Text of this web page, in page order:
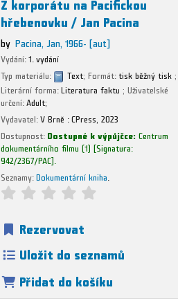
hřebenovku /Jan Pacina
by Pacina, Jan, 1966-[aut]
Vydání:1. vydání
Typ materiálu:
Text; Formát:tisk běžný tisk ;
Literární forma:Literatura faktu ; Uživatelské
určení:Adult;
Vydavatel:V Brně :CPress, 2023
Dostupnost:Dostupné k výpůjčce:Centrum
dokumentárního filmu (1) Signatura:
942/2367/PAC
Seznamy:Dokumentární kniha
Rezervovat
Uložit do seznamů
Přidat do košíku